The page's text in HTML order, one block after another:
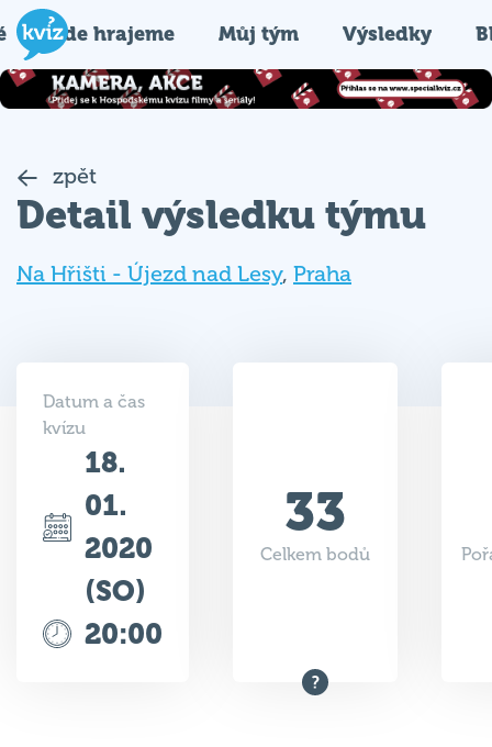
Kde hrajeme Můj tým Výsledky
zpět
Detail výsledku týmu
Na Hřišti - Újezd nad Lesy, Praha
Datum a čas
kvízu
18.
01.
2020
(SO)
20:00
33
Celkem bodů